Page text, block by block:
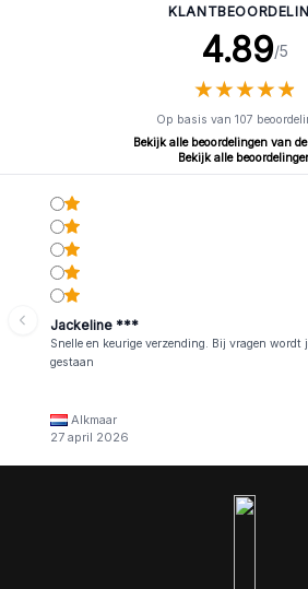
4.89/5
★★★★★
★★★★★
Op basis van 107
Bekijk alle beoordelingen van
Bekijk alle
Jackeline ***
Snelle en keurige verzending. Bij vragen wordt
gestaan
Alkmaar
27 april 2026